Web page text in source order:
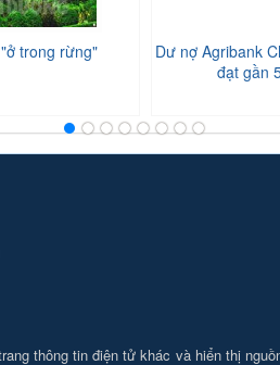
trong rừng"
Dư nợ Agribank
đạt gần
thông tin điện tử khác và hiển thị